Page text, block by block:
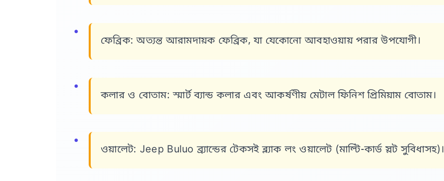
ফেব্রিক: অত্যন্ত আরামদায়ক ফেব্রিক, যা যেকোনো আবহাওয়ায় পরার উপযোগী।
কলার ও বোতাম: স্মার্ট ব্যান্ড কলার এবং আকর্ষণীয় মেটাল ফিনিশ প্রিমিয়াম বোতাম।
ওয়ালেট: Jeep Buluo ব্র্যান্ডের টেকসই ব্ল্যাক লং ওয়ালেট (মাল্টি-কার্ড স্লট সুবিধাসহ)।